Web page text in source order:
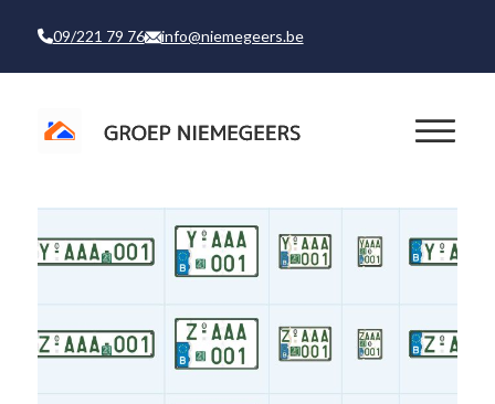
09/221 79 76 info@niemegeers.be